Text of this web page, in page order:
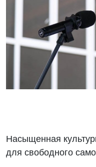
Насыщенная
для свободного